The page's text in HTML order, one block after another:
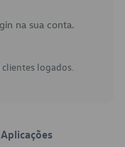
na sua conta.
logados.
Aplicações